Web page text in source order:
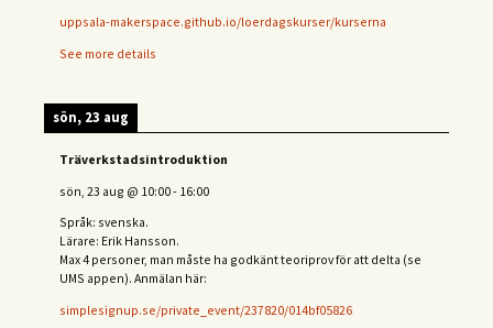
uppsala-makerspace.github.io/loerdagskurser/kurserna
See more details
sön, 23 aug
Träverkstadsintroduktion
sön, 23 aug @ 10:00- 16:00
Språk: svenska.
Lärare: Erik Hansson.
Max 4 personer, man måste ha godkänt teoriprov för att delta (se
UMS appen). Anmälan här:
simplesignup.se/private_event/237820/014bf05826